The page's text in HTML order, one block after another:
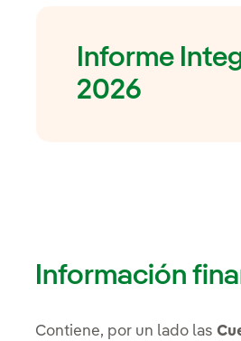
Informe
2026
Información
Contiene, por un lado las